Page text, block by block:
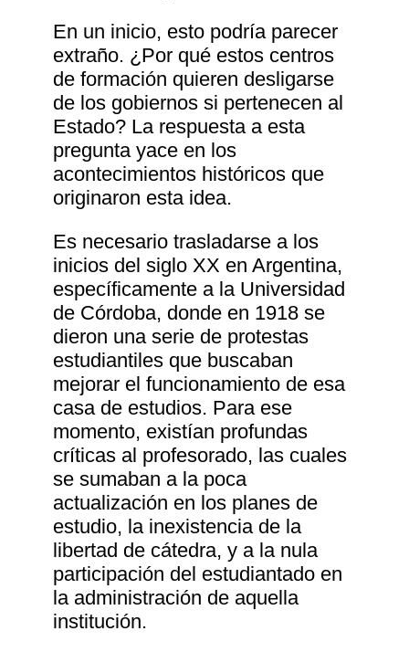
En un inicio, esto podría parecer
extraño. ¿Por qué estos centros
de formación quieren desligarse
de los gobiernos si pertenecen al
Estado? La respuesta a esta
pregunta yace en los
acontecimientos históricos que
originaron esta idea.
Es necesario trasladarse a los
inicios del siglo XX en Argentina,
específicamente a la Universidad
de Córdoba, donde en 1918 se
dieron una serie de protestas
estudiantiles que buscaban
mejorar el funcionamiento de esa
casa de estudios. Para ese
momento, existían profundas
críticas al profesorado, las cuales
se sumaban a la poca
actualización en los planes de
estudio, la inexistencia de la
libertad de cátedra, y a la nula
participación del estudiantado en
la administración de aquella
institución.